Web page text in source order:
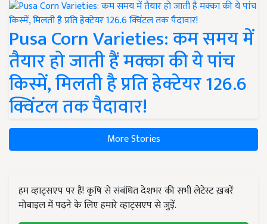
Pusa Corn Varieties: कम समय में
तैयार हो जाती हैं मक्का की ये पांच
किस्में, मिलती है प्रति हेक्टेयर 126.6
क्विंटल तक पैदावार!
More Stories
हम व्हाट्सएप पर हैं! कृषि से संबंधित देशभर की सभी लेटेस्ट ख़बरें
मोबाइल में पढ़ने के लिए हमारे व्हाट्सएप से जुड़ें.